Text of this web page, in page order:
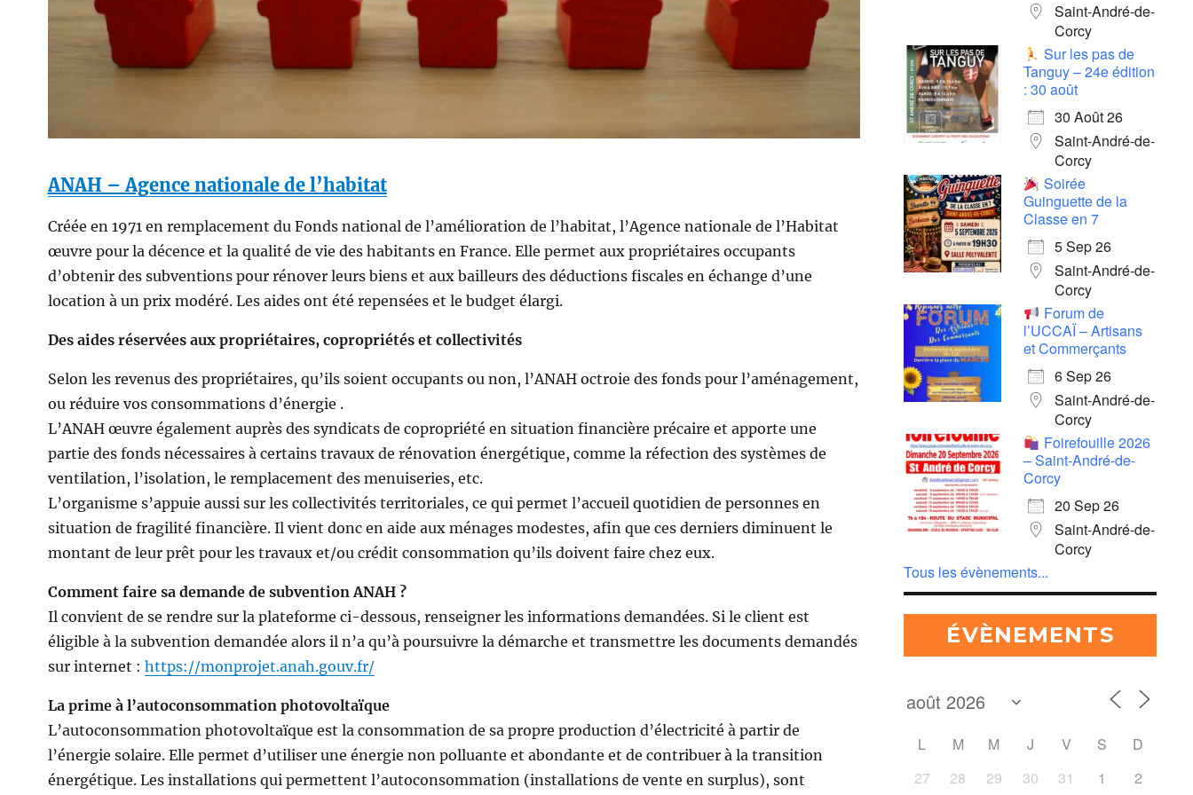
ANAH – Agence nationale de l’habitat
Créée en 1971 en remplacement du Fonds national de l’amélioration de l’habitat, l’Agence nationale de l’Habitat
œuvre pour la décence et la qualité de vie des habitants en France. Elle permet aux propriétaires occupants
d’obtenir des subventions pour rénover leurs biens et aux bailleurs des déductions fiscales en échange d’une
location à un prix modéré. Les aides ont été repensées et le budget élargi.
Des aides réservées aux propriétaires, copropriétés et collectivités
Selon les revenus des propriétaires, qu’ils soient occupants ou non, l’ANAH octroie des fonds pour l’aménagement,
ou réduire vos consommations d’énergie .
L’ANAH œuvre également auprès des syndicats de copropriété en situation financière précaire et apporte une
partie des fonds nécessaires à certains travaux de rénovation énergétique, comme la réfection des systèmes de
ventilation, l’isolation, le remplacement des menuiseries, etc.
L’organisme s’appuie aussi sur les collectivités territoriales, ce qui permet l’accueil quotidien de personnes en
situation de fragilité financière. Il vient donc en aide aux ménages modestes, afin que ces derniers diminuent le
montant de leur prêt pour les travaux et/ou crédit consommation qu’ils doivent faire chez eux.
Comment faire sa demande de subvention ANAH ?
Il convient de se rendre sur la plateforme ci-dessous, renseigner les informations demandées. Si le client est
éligible à la subvention demandée alors il n’a qu’à poursuivre la démarche et transmettre les documents demandés
sur internet : https://monprojet.anah.gouv.fr/
La prime à l’autoconsommation photovoltaïque
L’autoconsommation photovoltaïque est la consommation de sa propre production d’électricité à partir de
l’énergie solaire. Elle permet d’utiliser une énergie non polluante et abondante et de contribuer à la transition
énergétique. Les installations qui permettent l’autoconsommation (installations de vente en surplus), sont
Saint-André-de-
Corcy
Sur les pas de
Tanguy – 24e édition
: 30 août
30 Août 26
Saint-André-de-
Corcy
Soirée
Guinguette de la
Classe en 7
5 Sep 26
Saint-André-de-
Corcy
Forum de
l’UCCAÏ – Artisans
et Commerçants
6 Sep 26
Saint-André-de-
Corcy
Foirefouille 2026
– Saint-André-de-
Corcy
20 Sep 26
Saint-André-de-
Corcy
Tous les évènements...
ÉVÈNEMENTS
L M M J V S
D
27
28 29 30 31 1
2